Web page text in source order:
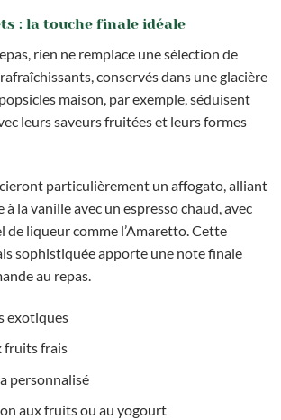
: la touche finale idéale
rien ne remplace une sélection de
conservés dans une glacière
maison, par exemple, séduisent
leurs saveurs fruitées et leurs formes
particulièrement un affogato, alliant
à la vanille avec un espresso chaud, avec
liqueur comme l’Amaretto. Cette
sophistiquée apporte une note finale
au repas.
exotiques
fruits frais
personnalisé
aux fruits ou au yogourt